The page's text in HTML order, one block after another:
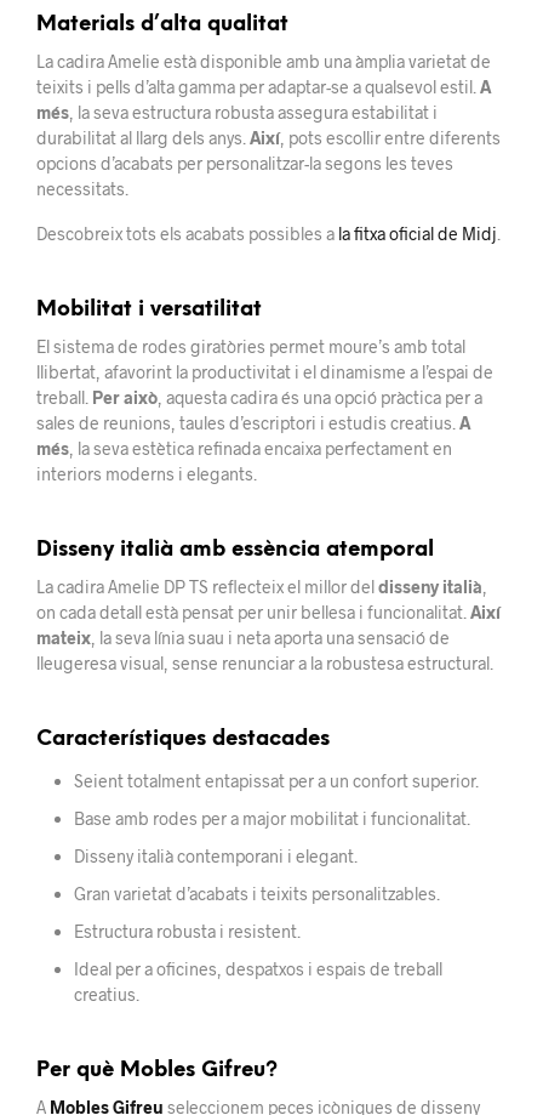
Materials d’alta qualitat
La cadira Amelie està disponible amb una àmplia varietat de
teixits i pells d’alta gamma per adaptar-se a qualsevol estil. A
més , la seva estructura robusta assegura estabilitat i
durabilitat al llarg dels anys. Així, pots escollir entre diferents
opcions d’acabats per personalitzar-la segons les teves
necessitats.
Descobreix tots els acabats possibles a la fitxa oficial de Midj
Mobilitat i versatilitat
El sistema de rodes giratòries permet moure’s amb total
llibertat, afavorint la productivitat i el dinamisme a l’espai de
treball. Per això , aquesta cadira és una opció pràctica per a
sales de reunions, taules d’escriptori i estudis creatius. A
més , la seva estètica refinada encaixa perfectament en
interiors moderns i elegants.
Disseny italià amb essència atemporal
La cadira Amelie DP TS reflecteix el millor deldisseny italià
on cada detall està pensat per unir bellesa i funcionalitat. Així
mateix , la seva línia suau i neta aporta una sensació de
lleugeresa visual, sense renunciar a la robustesa estructural.
Característiques destacades
Seient totalment entapissat per a un confort superior.
Base amb rodes per a major mobilitat i funcionalitat.
Disseny italià contemporani i elegant.
Gran varietat d’acabats i teixits personalitzables.
Estructura robusta i resistent.
Ideal per a oficines, despatxos i espais de treball
creatius.
Per què Mobles Gifreu?
A Mobles Gifreu seleccionem peces icòniques de disseny